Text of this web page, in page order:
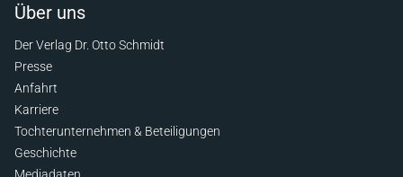
Über uns
Der Verlag Dr. Otto Schmidt
Presse
Anfahrt
Karriere
Tochterunternehmen & Beteiligungen
Geschichte
Mediadaten